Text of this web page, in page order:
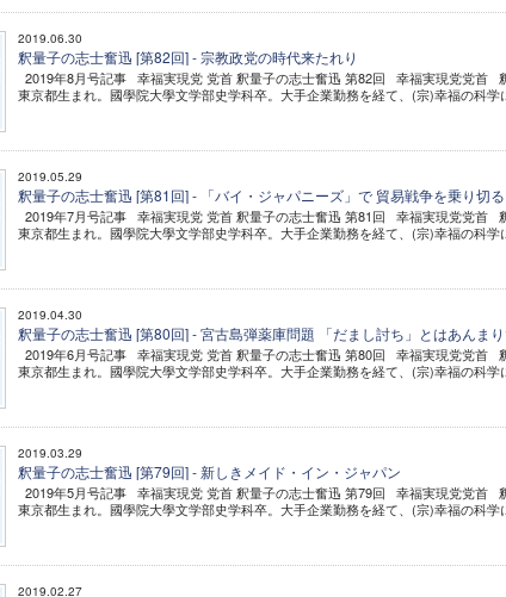
2019.06.30
釈量子の志士奮迅 [第82回] - 宗教政党の時代来たれり
2019年8月号記事 幸福実現党 党首 釈量子の志士奮迅 第82回 幸福実現党党首
東京都生まれ。國學院大學文学部史学科卒。大手企業勤務を経て、(宗)幸福の科学
2019.05.29
釈量子の志士奮迅 [第81回] - 「バイ・ジャパニーズ」で 貿易戦争を乗り切る
2019年7月号記事 幸福実現党 党首 釈量子の志士奮迅 第81回 幸福実現党党首
東京都生まれ。國學院大學文学部史学科卒。大手企業勤務を経て、(宗)幸福の科学
2019.04.30
釈量子の志士奮迅 [第80回] - 宮古島弾薬庫問題 「だまし討ち」とはあんま
2019年6月号記事 幸福実現党 党首 釈量子の志士奮迅 第80回 幸福実現党党首
東京都生まれ。國學院大學文学部史学科卒。大手企業勤務を経て、(宗)幸福の科学
2019.03.29
釈量子の志士奮迅 [第79回] - 新しきメイド・イン・ジャパン
2019年5月号記事 幸福実現党 党首 釈量子の志士奮迅 第79回 幸福実現党党首
東京都生まれ。國學院大學文学部史学科卒。大手企業勤務を経て、(宗)幸福の科学
2019.02.27